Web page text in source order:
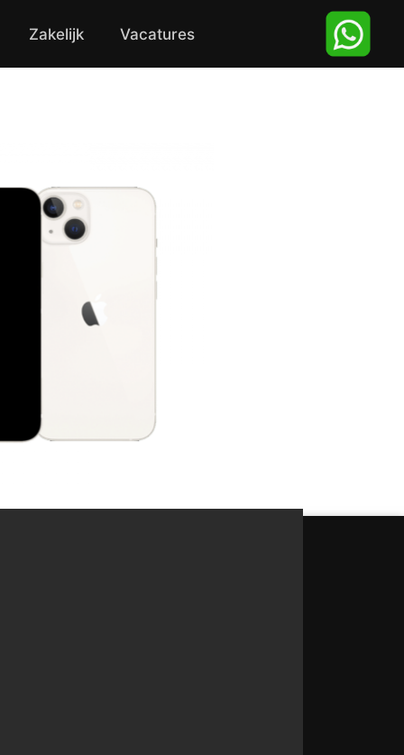
Zakelijk Vacatures